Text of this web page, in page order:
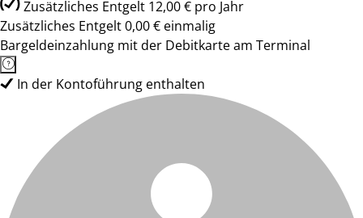
Zusätzliches Entgelt 12,00 € pro Jahr
Zusätzliches Entgelt 0,00 € einmalig
Bargeldeinzahlung mit der Debitkarte am Terminal
In der Kontoführung enthalten